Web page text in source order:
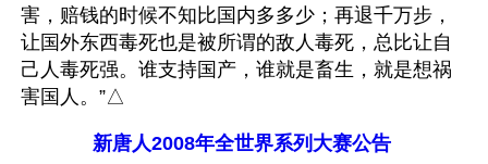
害，赔钱的时候不知比国内多多少；再退千万步，
让国外东西毒死也是被所谓的敌人毒死，总比让自
己人毒死强。谁支持国产，谁就是畜生，就是想祸
害国人。”△
新唐人2008年全世界系列大赛公告